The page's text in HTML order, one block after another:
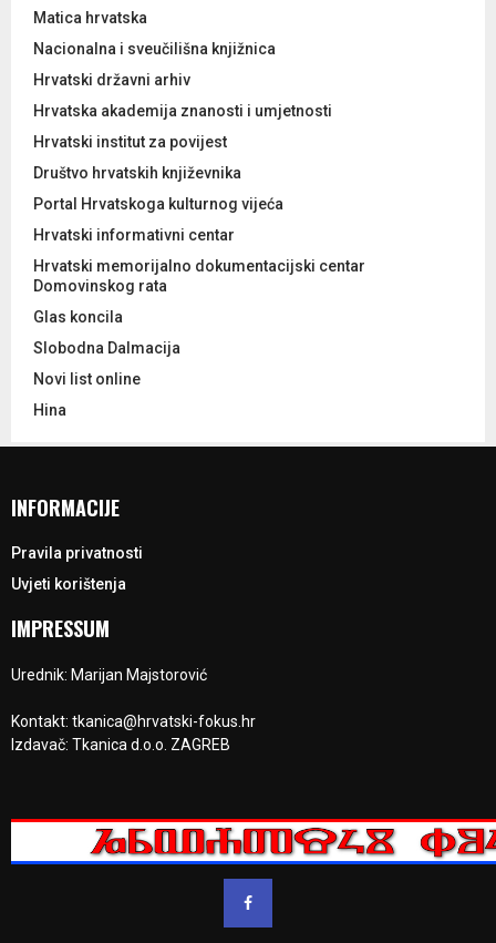
Matica hrvatska
Nacionalna i sveučilišna knjižnica
Hrvatski državni arhiv
Hrvatska akademija znanosti i umjetnosti
Hrvatski institut za povijest
Društvo hrvatskih književnika
Portal Hrvatskoga kulturnog vijeća
Hrvatski informativni centar
Hrvatski memorijalno dokumentacijski centar
Domovinskog rata
Glas koncila
Slobodna Dalmacija
Novi list online
Hina
INFORMACIJE
Pravila privatnosti
Uvjeti korištenja
IMPRESSUM
Urednik: Marijan Majstorović
Kontakt: tkanica@hrvatski-fokus.hr
Izdavač: Tkanica d.o.o. ZAGREB